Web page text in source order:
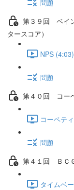
問題
第３９回 ベイ
タースコア）
NPS (4:03)
問題
第４０回 コー
コーペテ
問題
第４１回 ＢＣ
タイムベ